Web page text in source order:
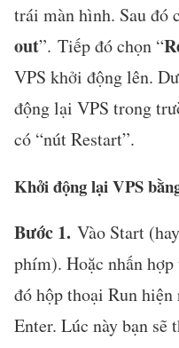
trái màn hình. Sau đó
out”. Tiếp đó chọn “
VPS khởi động lên.
động lại VPS trong
có “nút Restart”.
Khởi động lại VPS
Bước 1. Vào Start
phím). Hoặc nhấn
đó hộp thoại Run hiện
Enter. Lúc này bạn sẽ